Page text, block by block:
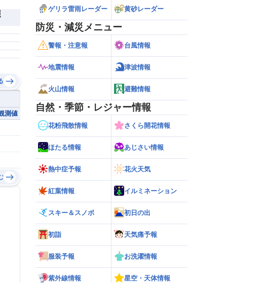
測値
ゲリラ雷雨レーダー 黄砂レーダー
防災・減災メニュー
警報・注意報 台風情報
地震情報 津波情報
火山情報 避難情報
自然・季節・レジャー情報
花粉飛散情報 さくら開花情報
ほたる情報 あじさい情報
熱中症予報 花火天気
紅葉情報 イルミネーション
スキー＆スノボ 初日の出
初詣 天気痛予報
服装予報 お洗濯情報
紫外線情報 星空・天体情報